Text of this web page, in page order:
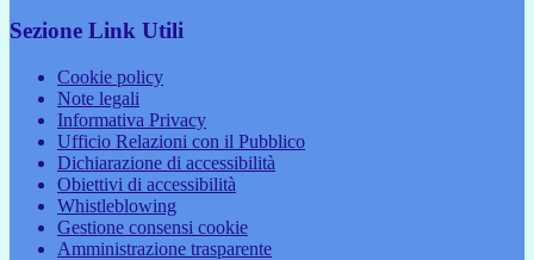
Sezione Link Utili
Cookie policy
Note legali
Informativa Privacy
Ufficio Relazioni con il Pubblico
Dichiarazione di accessibilità
Obiettivi di accessibilità
Whistleblowing
Gestione consensi cookie
Amministrazione trasparente